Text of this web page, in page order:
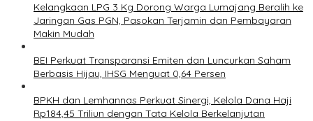
Kelangkaan LPG 3 Kg Dorong Warga Lumajang Beralih ke
Jaringan Gas PGN, Pasokan Terjamin dan Pembayaran
Makin Mudah
BEI Perkuat Transparansi Emiten dan Luncurkan Saham
Berbasis Hijau, IHSG Menguat 0,64 Persen
BPKH dan Lemhannas Perkuat Sinergi, Kelola Dana Haji
Rp184,45 Triliun dengan Tata Kelola Berkelanjutan